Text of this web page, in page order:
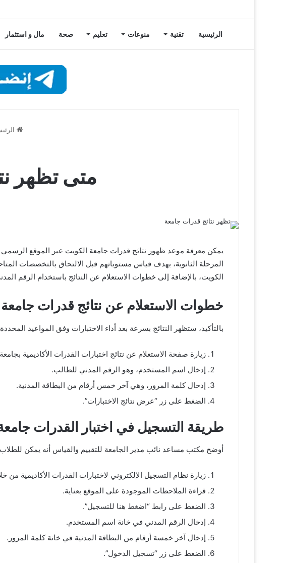
الرئيسية تقنية منوعات تعليم صحة مال و استثمار
متى تظهر
يمكن معرفة موعد ظهور نتائج قدرات جامعة الكويت عبر الموقع
المرحلة الثانوية، بهدف قياس مستوياتهم قبل الالتحاق بالتخصصات
الكويت، بالإضافة إلى خطوات الاستعلام عن النتائج باستخدام الرقم
خطوات الاستعلام عن نتائج قدرات
بالتأكيد، ستظهر النتائج بسرعة بعد أداء الاختبارات وفق المواعيد
زيارة صفحة الاستعلام عن نتائج اختبارات القدرات الأكاديمية
إدخال اسم المستخدم، وهو الرقم المدني للطالب.
إدخال كلمة المرور، وهي آخر خمس أرقام من البطاقة المدنية.
الضغط على زر “عرض نتائج الاختبارات”.
طريقة التسجيل في اختبار القدرات
أوضح مكتب مساعد نائب مدير الجامعة للتقييم والقياس أنه يمكن للطلاب
زيارة نظام التسجيل الإلكتروني لاختبارات القدرات الأكاديمية من
قراءة الملاحظات الموجودة على الموقع بعناية.
الضغط على رابط “اضغط هنا للتسجيل”.
إدخال الرقم المدني في خانة اسم المستخدم.
إدخال آخر خمسة أرقام من البطاقة المدنية في خانة كلمة المرور.
الضغط على زر “تسجيل الدخول”.